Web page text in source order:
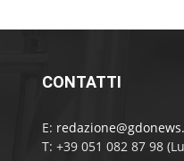
CONTATTI
E:
T: +39 051 082 87 98